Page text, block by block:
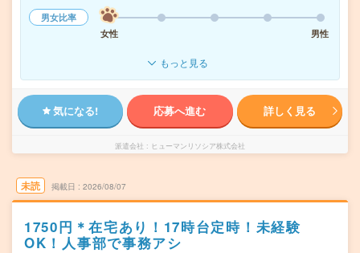
男女比率
女性
男性
もっと見る
気になる! 応募へ進む 詳しく見る
派遣会社 ヒューマンリソシア株式会社
未読 掲載日 2026/08/07
1750円＊在宅あり！17時台定時！未経験
OK！人事部で事務アシ